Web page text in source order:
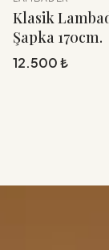
Klasik
Şapka 170cm.
12.500 ₺